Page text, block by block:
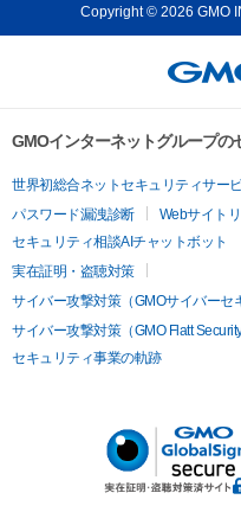
Copyright © 2026 GMO
GMOインターネットグループの
世界初総合ネットセキュリティサー
パスワード漏洩診断
Webサイト
セキュリティ相談AIチャットボット
実在証明・盗聴対策
サイバー攻撃対策（GMOサイバーセ
サイバー攻撃対策（GMO Flatt Security
セキュリティ事業の軌跡